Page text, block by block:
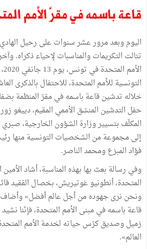
قاعة باسمه في مقرّ الأمم
اليوم وبعد مرور عشر سنوات على رحيل الهادي
تتالت التكريمات والمناسبات لإحياء ذكراه.
التونسية للأمم المتحدة، للاحتفال بالذكرى
خلاله تدشين قاعة باسمه في مقرّ المنظمة
حفل التدشين المنسّق الأممي المقيم، دييغو
المكلّف بتسيير وزارة الشؤون الخارجية،
إلى مجموعة من الشخصيات التونسية منها
فؤاد المبزع ومحمد الناصر.
وفي رسالة بعث بها بهذه المناسبة، أشاد الأمين
المتحدة، أنطونيو غوتيريش، بخصال الفقيد
ونحن نرى جهوده من أجل عالم أفضل»
قاعة باسمه في مبنى الأمم المتحدة، فإنّنا
زميل وصديق كرّس حياته لخدمة الأمم
العالم».